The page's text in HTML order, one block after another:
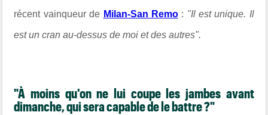
récent vainqueur de Milan-San Remo: "Il est unique. Il
est un cran au-dessus de moi et des autres".
"À moins qu'on ne lui coupe les jambes avant
dimanche, qui sera capable de le battre ?"